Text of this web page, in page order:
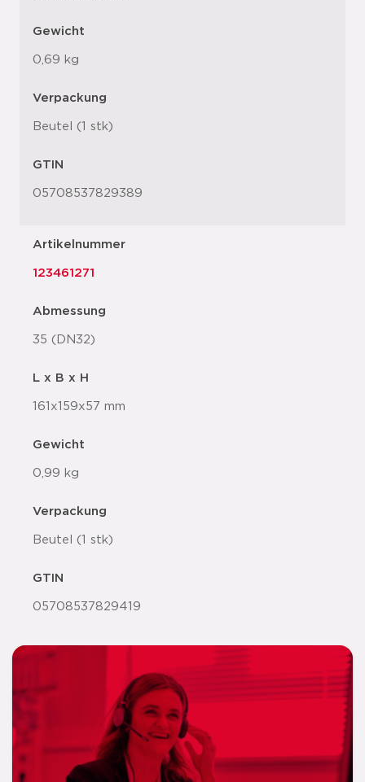
Gewicht
0,69 kg
Verpackung
Beutel (1 stk)
GTIN
05708537829389
Artikelnummer
123461271
Abmessung
35 (DN32)
L x B x H
161x159x57 mm
Gewicht
0,99 kg
Verpackung
Beutel (1 stk)
GTIN
05708537829419